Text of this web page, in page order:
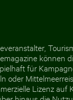
können
für
oder
Lizenz auf